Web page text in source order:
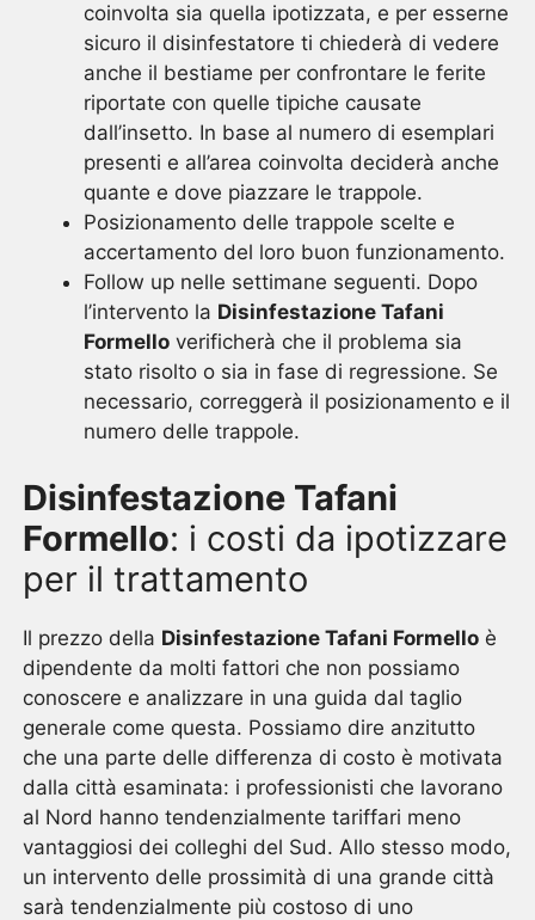
coinvolta sia quella ipotizzata, e per esserne
sicuro il disinfestatore ti chiederà di vedere
anche il bestiame per confrontare le ferite
riportate con quelle tipiche causate
dall’insetto. In base al numero di esemplari
presenti e all’area coinvolta deciderà anche
quante e dove piazzare le trappole.
Posizionamento delle trappole scelte e
accertamento del loro buon funzionamento.
Follow up nelle settimane seguenti. Dopo
l’intervento la Disinfestazione Tafani
Formello verificherà che il problema sia
stato risolto o sia in fase di regressione. Se
necessario, correggerà il posizionamento e il
numero delle trappole.
Disinfestazione Tafani
Formello: i costi da ipotizzare
per il trattamento
Il prezzo della Disinfestazione Tafani Formello è
dipendente da molti fattori che non possiamo
conoscere e analizzare in una guida dal taglio
generale come questa. Possiamo dire anzitutto
che una parte delle differenza di costo è motivata
dalla città esaminata: i professionisti che lavorano
al Nord hanno tendenzialmente tariffari meno
vantaggiosi dei colleghi del Sud. Allo stesso modo,
un intervento delle prossimità di una grande città
sarà tendenzialmente più costoso di uno